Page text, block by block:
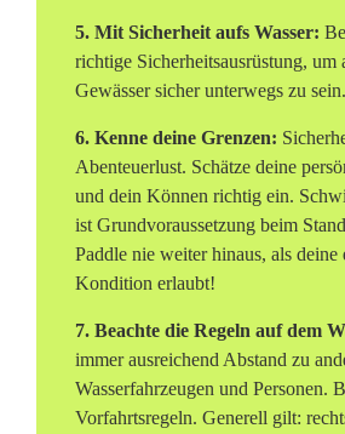
5. Mit Sicherheit aufs Wasser:
richtige Sicherheitsausrüstung, um
Gewässer sicher unterwegs zu sein.
6. Kenne deine Grenzen:
Abenteuerlust. Schätze deine
und dein Können richtig ein.
ist Grundvoraussetzung beim
Paddle nie weiter hinaus, als deine
Kondition erlaubt!
7. Beachte die Regeln auf dem
immer ausreichend Abstand zu
Wasserfahrzeugen und Personen.
Vorfahrtsregeln. Generell gilt: